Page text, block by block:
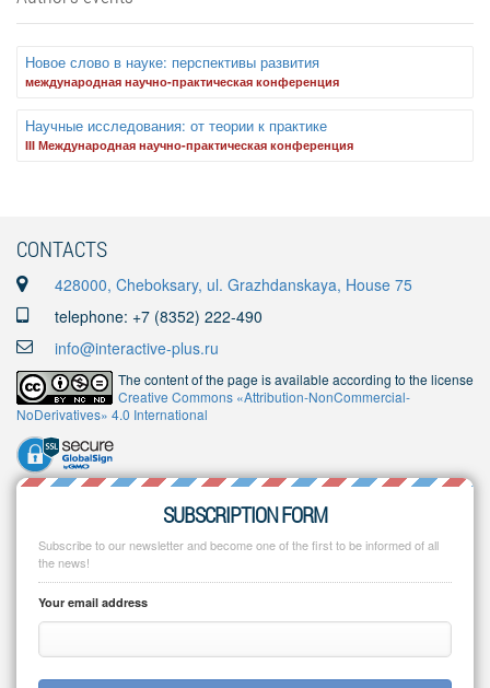
Новое слово в науке: перспективы развития
международная научно-практическая конференция
Научные исследования: от теории к практике
III Международная научно-практическая конференция
CONTACTS
428000, Cheboksary, ul. Grazhdanskaya, House 75
telephone: +7 (8352) 222-490
info@interactive-plus.ru
The content of the page is available according to the license
Creative Commons «Attribution-NonCommercial-
NoDerivatives» 4.0 International
SUBSCRIPTION FORM
Subscribe to our newsletter and become one of the first to be informed of all
the news!
Your email address